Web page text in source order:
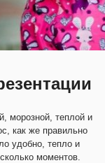
морозной, теплой и
как же правильно
удобно, тепло и
моментов.